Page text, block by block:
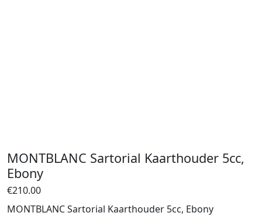
MONTBLANC Sartorial Kaarthouder 5cc,
Ebony
€210.00
MONTBLANC Sartorial Kaarthouder 5cc, Ebony